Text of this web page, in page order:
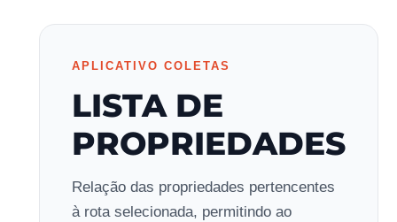
APLICATIVO COLETAS
LISTA DE
PROPRIEDADES
Relação das propriedades pertencentes
à rota selecionada, permitindo ao